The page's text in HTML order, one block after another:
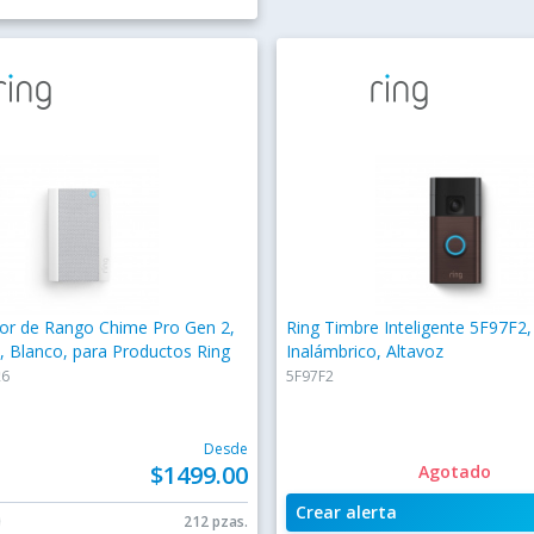
de Rango Chime Pro Gen 2,
Blanco, para Productos Ring
Desde
$1499.00
212 pzas.
Ring Timbre Inteligente 5F97F2,
Inalámbrico, Altavoz
5F97F2
Agotado
Crear alerta